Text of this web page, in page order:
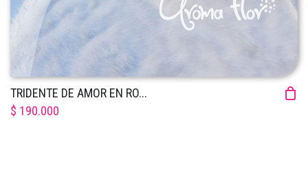
TRIDENTE DE AMOR EN RO...
$ 190.000